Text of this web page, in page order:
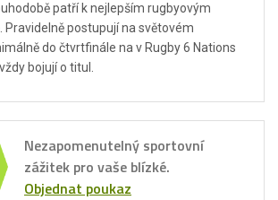
patří k nejlepším rugbyovým
Pravidelně postupují na světovém
do čtvrtfinále na v Rugby 6 Nations
bojují o titul.
Nezapomenutelný sportovní
zážitek pro vaše blízké.
Objednat poukaz